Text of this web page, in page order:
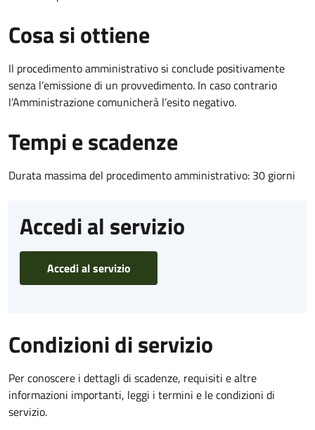
Cosa si ottiene
Il procedimento amministrativo si conclude positivamente
senza l’emissione di un provvedimento. In caso contrario
l’Amministrazione comunicherà l’esito negativo.
Tempi e scadenze
Durata massima del procedimento amministrativo: 30 giorni
Accedi al servizio
Accedi al servizio
Condizioni di servizio
Per conoscere i dettagli di scadenze, requisiti e altre
informazioni importanti, leggi i termini e le condizioni di
servizio.